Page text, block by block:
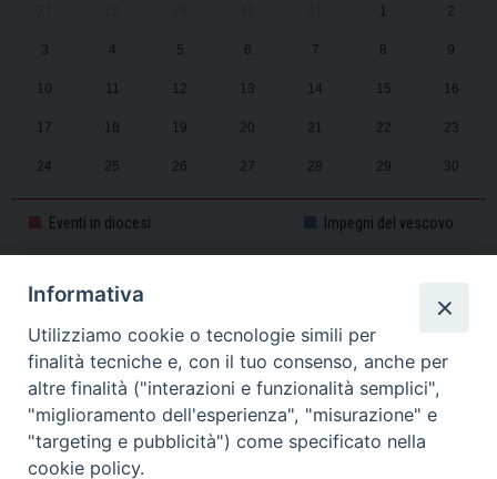
1 2
3 4 5 6 7 8 9
10 11 12 13 14 15 16
17 18 19 20 21 22 23
24 25 26 27 28 29 30
31 1 2 3 4 5 6
Eventi in diocesi Impegni del vescovo
CALENDARIO PASTORALE 2025-2026
Informativa
Utilizziamo cookie o tecnologie simili per
finalità tecniche e, con il tuo consenso, anche per
altre finalità ("interazioni e funzionalità semplici",
"miglioramento dell'esperienza", "misurazione" e
"targeting e pubblicità") come specificato nella
cookie policy.